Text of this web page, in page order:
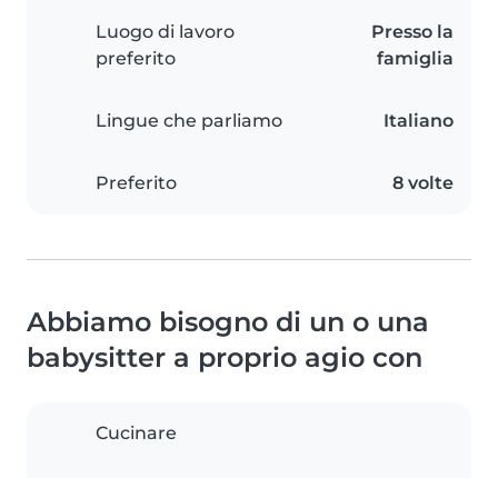
Luogo di lavoro
preferito
Presso la
famiglia
Lingue che parliamo Italiano
Preferito 8 volte
Abbiamo bisogno di un o una
babysitter a proprio agio con
Cucinare